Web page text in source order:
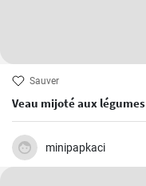
Sauver
Veau mijoté aux légumes
minipapkaci